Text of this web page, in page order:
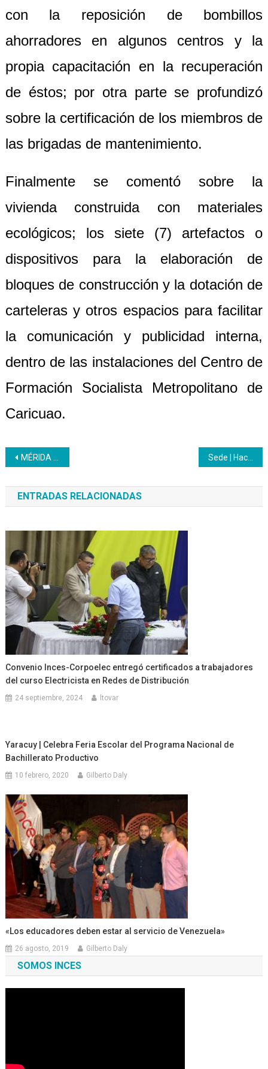
con la reposición de bombillos
ahorradores en algunos centros y la
propia capacitación en la recuperación
de éstos; por otra parte se profundizó
sobre la certificación de los miembros de
las brigadas de mantenimiento.
Finalmente se comentó sobre la
vivienda construida con materiales
ecológicos; los siete (7) artefactos o
dispositivos para la elaboración de
bloques de construcción y la dotación de
carteleras y otros espacios para facilitar
la comunicación y publicidad interna,
dentro de las instalaciones del Centro de
Formación Socialista Metropolitano de
Caricuao.
Navegación
de
entradas
MÉRIDA | Impulsará la productividad a través de la capacitación en el 2020 Sede | Hace 62 años el pueblo venezolano marcó la gesta histórica-popular
ENTRADAS RELACIONADAS
Convenio Inces-Corpoelec entregó certificados a trabajadores
del curso Electricista en Redes de Distribución
24 septiembre, 2024 ltovar
Yaracuy | Celebra Feria Escolar del Programa Nacional de
Bachillerato Productivo
10 febrero, 2020 Gilberto Daly
«Los educadores deben estar al servicio de Venezuela»
26 agosto, 2019 Gilberto Daly
SOMOS INCES